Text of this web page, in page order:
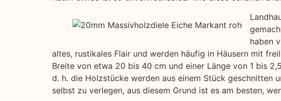
haben
altes, rustikales Flair und werden häufig in Häusern mit
Breite von etwa 20 bis 40 cm und einer Länge von 1 bis
d. h. die Holzstücke werden aus einem Stück geschnitten
selbst zu verlegen, aus diesem Grund ist es am besten,